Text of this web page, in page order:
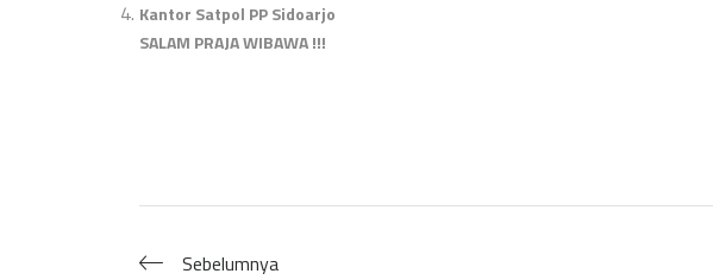
Kantor Satpol PP Sidoarjo
SALAM PRAJA WIBAWA !!!
Sebelumnya